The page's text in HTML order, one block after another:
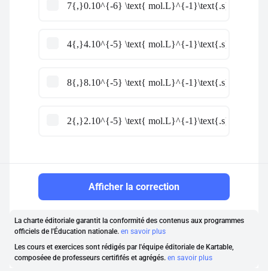
7{,}0.10^{-6} \text{ mol.L}^{-1}\text{.s}^{-1}
4{,}4.10^{-5} \text{ mol.L}^{-1}\text{.s}^{-1}
8{,}8.10^{-5} \text{ mol.L}^{-1}\text{.s}^{-1}
2{,}2.10^{-5} \text{ mol.L}^{-1}\text{.s}^{-1}
Afficher la correction
La charte éditoriale garantit la conformité des contenus aux programmes
officiels de l'Éducation nationale. en savoir plus
Les cours et exercices sont rédigés par l'équipe éditoriale de Kartable,
composéee de professeurs certififés et agrégés. en savoir plus